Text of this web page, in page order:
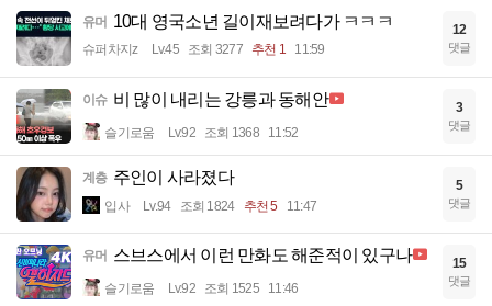
유머 10대 영국소년 길이재보려다가 ㅋㅋㅋ
슈퍼차지z Lv.45 조회 3277 추천 1 11:59
12
댓글
이슈 비 많이 내리는 강릉과 동해안
슬기로움 Lv.92 조회 1368 11:52
3
댓글
계층 주인이 사라졌다
입사 Lv.94 조회 1824 추천 5 11:47
5
댓글
유머 스브스에서 이런 만화도 해준적이 있구나
슬기로움 Lv.92 조회 1525 11:46
15
댓글